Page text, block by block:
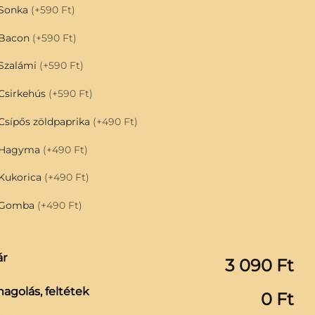
(+590 Ft)
(+590 Ft)
(+590 Ft)
(+590 Ft)
zöldpaprika (+490 Ft)
(+490 Ft)
(+490 Ft)
(+490 Ft)
3 090 Ft
feltétek 0 Ft